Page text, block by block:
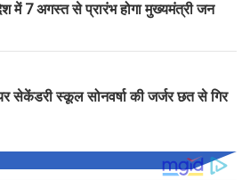
में 7 अगस्त से प्रारंभ होगा मुख्यमंत्री जन
सेकेंडरी स्कूल सोनवर्षा की जर्जर छत से गिर